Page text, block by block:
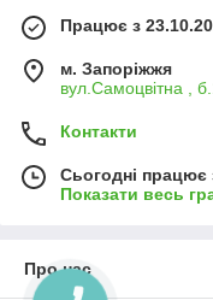
Працює з
м. Запоріжжя
вул.Самоцвітна ,
Контакти
Сьогодні працює
Показати весь
Про нас